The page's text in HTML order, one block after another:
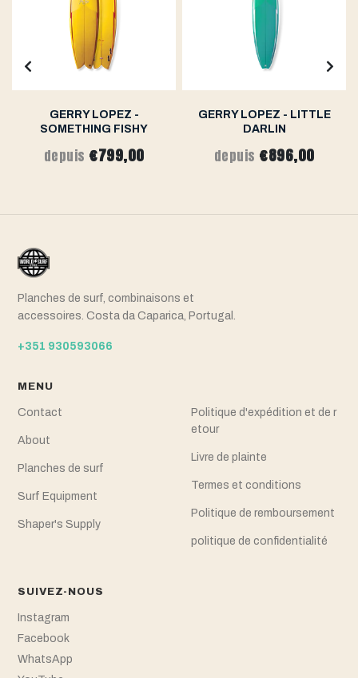
GERRY LOPEZ -
SOMETHING FISHY
depuis €799,00
GERRY LOPEZ - LITTLE
DARLIN
depuis €896,00
Planches de surf, combinaisons et
accessoires. Costa da Caparica, Portugal.
+351 930593066
MENU
Contact
About
Planches de surf
Surf Equipment
Shaper's Supply
Politique d'expédition et de r
etour
Livre de plainte
Termes et conditions
Politique de remboursement
politique de confidentialité
SUIVEZ-NOUS
Instagram
Facebook
WhatsApp